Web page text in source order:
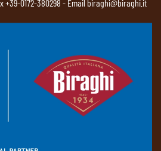
+39-0172-380298 - Email biraghi@biraghi.it